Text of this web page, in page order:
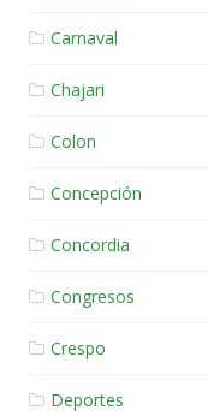
Carnaval
Chajari
Colon
Concepción
Concordia
Congresos
Crespo
Deportes